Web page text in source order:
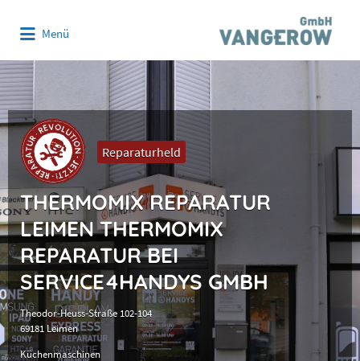
Menü
Reparaturheld
THERMOMIX REPARATUR
LEIMEN THERMOMIX
REPARATUR BEI
SERVICE4HANDYS GMBH
Theodor-Heuss-Straße 102-104
69181 Leimen
Küchenmaschinen